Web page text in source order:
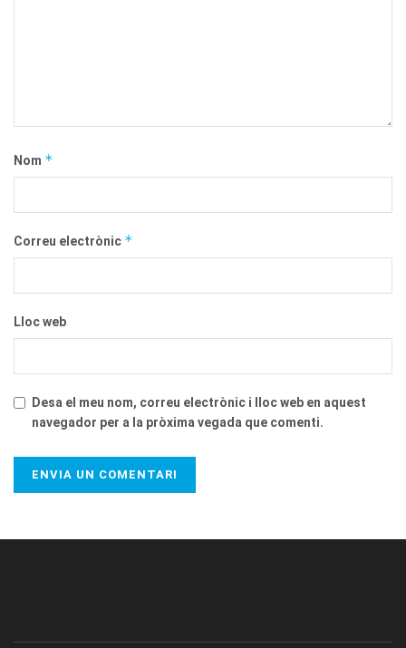
Nom *
Correu electrònic *
Lloc web
Desa el meu nom, correu electrònic i lloc web en aquest
navegador per a la pròxima vegada que comenti.